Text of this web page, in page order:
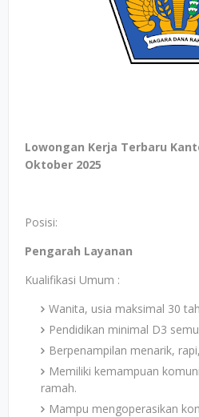
Lowongan Kerja Terbaru
Oktober 2025
Posisi:
Pengarah Layanan
Kualifikasi Umum :
Wanita, usia maksimal 30
Pendidikan minimal D3
Berpenampilan menarik,
Memiliki kemampuan
ramah.
Mampu mengoperasikan